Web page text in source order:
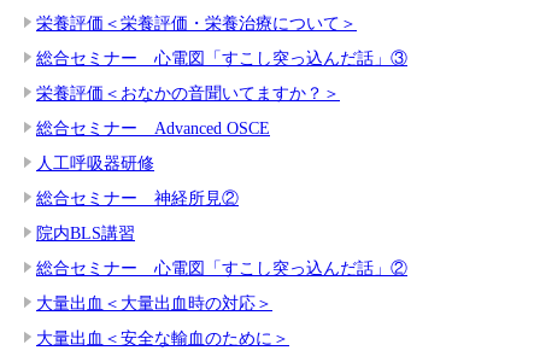
栄養評価＜栄養評価・栄養治療について＞
総合セミナー 心電図「すこし突っ込んだ話」③
栄養評価＜おなかの音聞いてますか？＞
総合セミナー Advanced OSCE
人工呼吸器研修
総合セミナー 神経所見②
院内BLS講習
総合セミナー 心電図「すこし突っ込んだ話」②
大量出血＜大量出血時の対応＞
大量出血＜安全な輸血のために＞